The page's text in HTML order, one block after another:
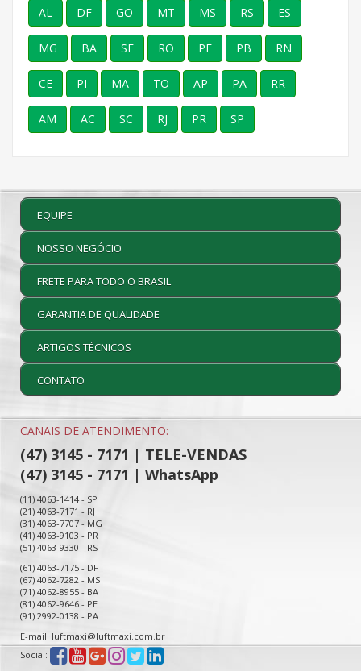
AL DF GO MT MS RS ES
MG BA SE RO PE PB RN
CE PI MA TO AP PA RR
AM AC SC RJ PR SP
EQUIPE
NOSSO NEGÓCIO
FRETE PARA TODO O BRASIL
GARANTIA DE QUALIDADE
ARTIGOS TÉCNICOS
CONTATO
CANAIS DE ATENDIMENTO:
(47) 3145 - 7171 | TELE-VENDAS
(47) 3145 - 7171 | WhatsApp
(11) 4063-1414 - SP
(21) 4063-7171 - RJ
(31) 4063-7707 - MG
(41) 4063-9103 - PR
(51) 4063-9330 - RS
(61) 4063-7175 - DF
(67) 4062-7282 - MS
(71) 4062-8955 - BA
(81) 4062-9646 - PE
(91) 2992-0138 - PA
E-mail: luftmaxi@luftmaxi.com.br
Social: